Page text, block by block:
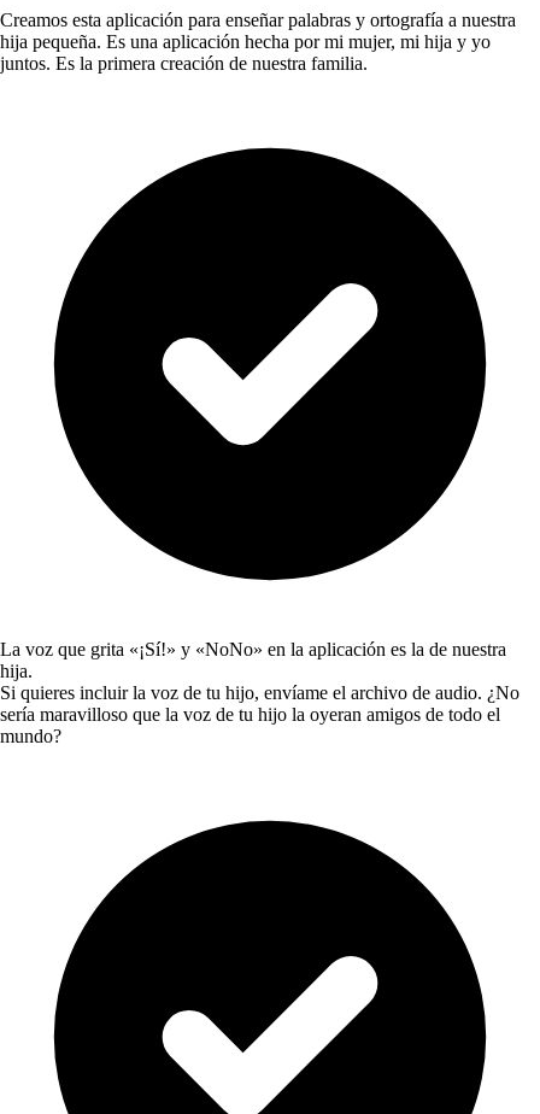
Creamos esta aplicación para enseñar palabras y ortografía a nuestra
hija pequeña. Es una aplicación hecha por mi mujer, mi hija y yo
juntos. Es la primera creación de nuestra familia.
La voz que grita «¡Sí!» y «NoNo» en la aplicación es la de nuestra
hija.
Si quieres incluir la voz de tu hijo, envíame el archivo de audio. ¿No
sería maravilloso que la voz de tu hijo la oyeran amigos de todo el
mundo?